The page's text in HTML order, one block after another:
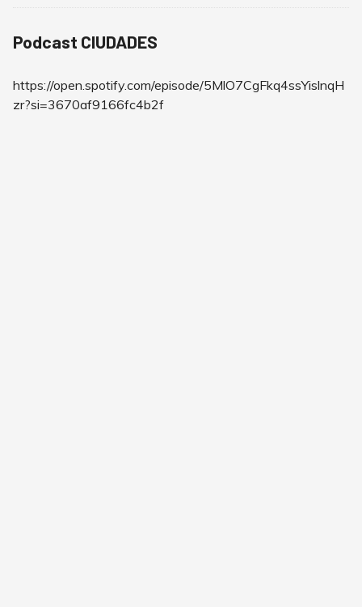
Podcast CIUDADES
https://open.spotify.com/episode/5MlO7CgFkq4ssYislnqH
zr?si=3670af9166fc4b2f